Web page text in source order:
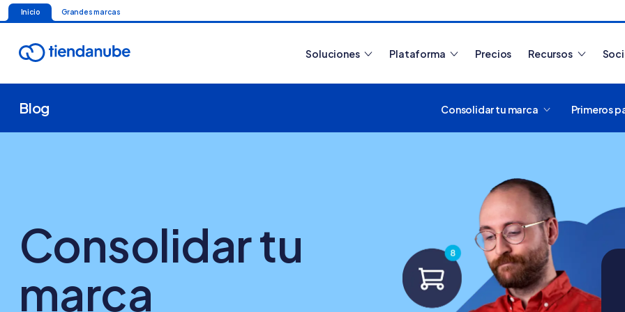
Inicio Grandes marcas
Soluciones Plataforma Precios Recursos
¿Cómo
funciona
Tiendanube?
¿Cómo
Nube
Blog Consolidar tu marca Primeros
Consolidar tu
marca